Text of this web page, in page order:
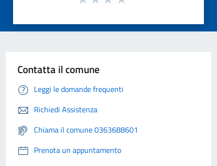
Contatta il comune
Leggi le domande frequenti
Richiedi Assistenza
Chiama il comune 0363688601
Prenota un appuntamento